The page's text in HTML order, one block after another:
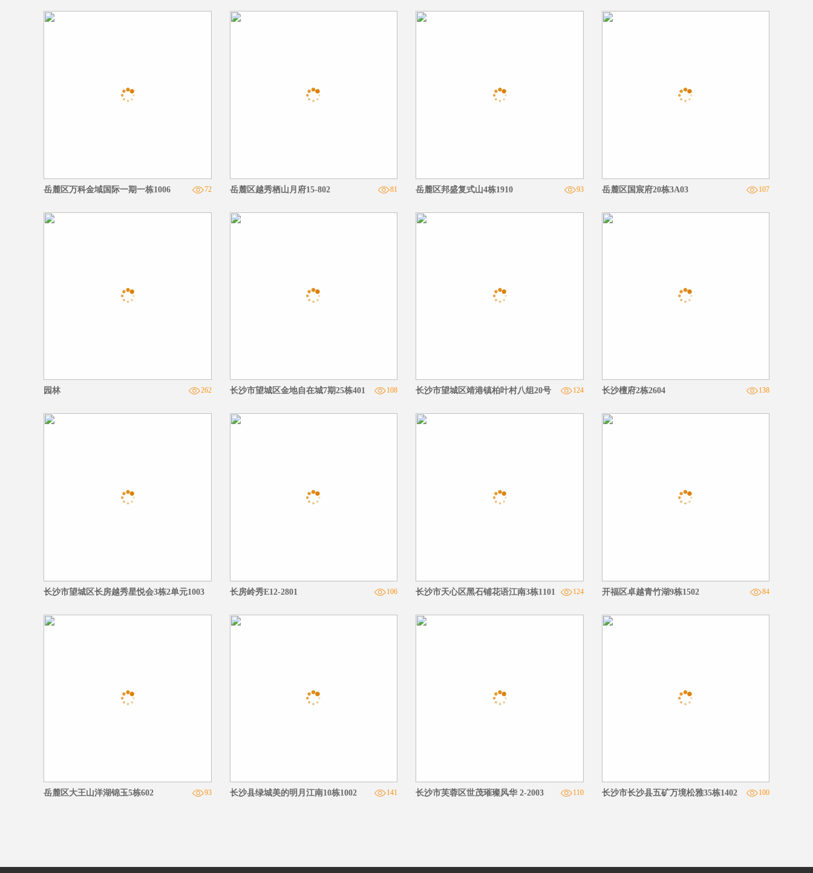
岳麓区万科金域国际一期一栋1006 72 岳麓区越秀栖山月府15-802 81 岳麓区邦盛复式山4栋1910 93 岳麓区国宸府20栋3A03 107
园林 262 长沙市望城区金地自在城7期25栋401 108 长沙市望城区靖港镇柏叶村八组20号 124 长沙檀府2栋2604 138
长沙市望城区长房越秀星悦会3栋2单元1003 长房岭秀E12-2801 106 长沙市天心区黑石铺花语江南3栋1101 124 开福区卓越青竹湖9栋1502 84
岳麓区大王山洋湖锦玉5栋602 93 长沙县绿城美的明月江南10栋1002 141 长沙市芙蓉区世茂璀璨风华 2-2003 110 长沙市长沙县五矿万境松雅35栋1402 100